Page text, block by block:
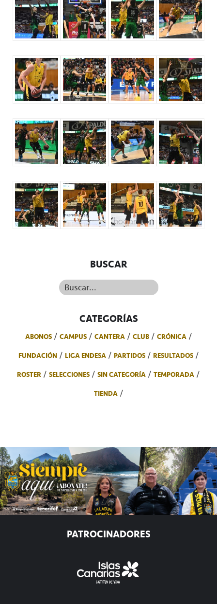
BUSCAR
Buscar...
CATEGORÍAS
ABONOS CAMPUS CANTERA CLUB
CRÓNICA
FUNDACIÓN
LIGA ENDESA PARTIDOS
RESULTADOS
ROSTER
SELECCIONES SIN CATEGORÍA
TEMPORADA
TIENDA
PATROCINADORES